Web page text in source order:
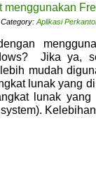
Aplikasi
Jika ya,
mudah
lunak yang
lunak yang